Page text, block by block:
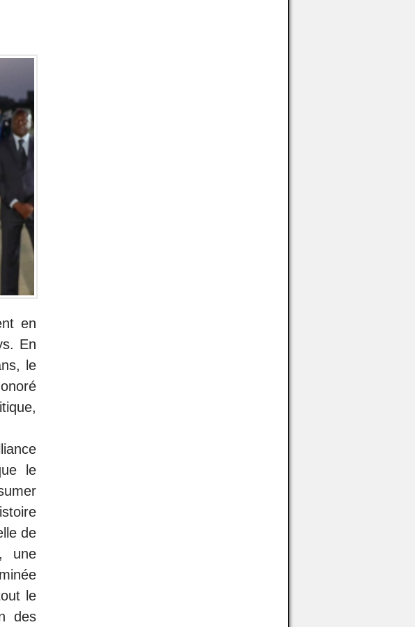
en
En
le
le
de
une
le
des